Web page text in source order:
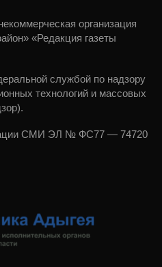
организация
«Редакция газеты
службой по надзору
технологий и массовых
СМИ ЭЛ № ФС77 — 74720